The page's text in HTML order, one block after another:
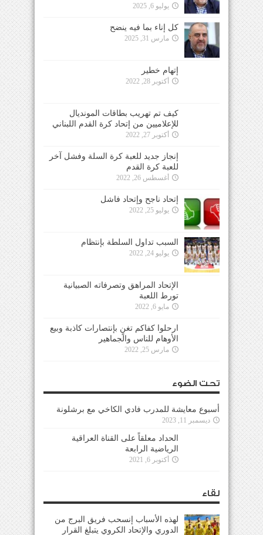
يوليو 6, 2025
كل إناء بما فيه ينضح
مارس 31, 2025
إتهام خطير
أكتوبر 28, 2022
كيف تم تهريب بطاقات المونديال
للإعلاميين من إتحاد كرة القدم اللبناني
أكتوبر 27, 2022
إنجاز جديد للعبة كرة السلة وفشل آخر
للعبة كرة القدم
أغسطس 26, 2022
إتحاد ناجح وإتحاد فاشل
يوليو 25, 2022
السبب تداول السلطة بإنتظام
يوليو 24, 2022
الإتحاد المراهق وتصرفاته الصبيانية
تورط اللعبة
مايو 6, 2022
ارحلوا كفاكم تغنٍ بإنتصارات كاذبة وبيع
الأوهام للناس والجماهير
مارس 25, 2022
تحت الضوء
أسبوع معايشة للمدرب فادي الكاخي مع برشلونة
ديسمبر 11, 2023
الحداد معلقاً على القناة العراقية
الرياضية الرابعة
أكتوبر 6, 2021
لقاء
لهذه الأسباب إنسحب فريق البرج من
الدوري والإتحاد الكروي يتبلغ القرار